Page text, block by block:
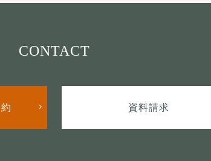
CONTACT
資料請求